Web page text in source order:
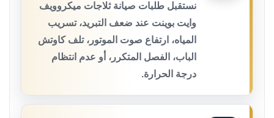
نستقبل طلبات صيانة ثلاجات ميكروويف
وايت بوينت عند ضعف التبريد، تسريب
المياه، ارتفاع صوت الموتور، تلف كاوتش
الباب، الفصل المتكرر، أو عدم انتظام
درجة الحرارة.